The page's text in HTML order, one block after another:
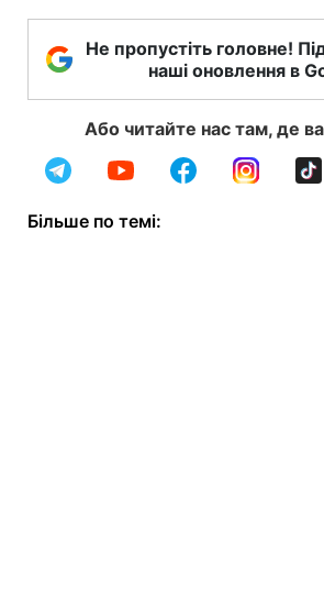
Не пропустіть головне!
наші оновлення в
Або читайте нас там, де
Більше по темі: